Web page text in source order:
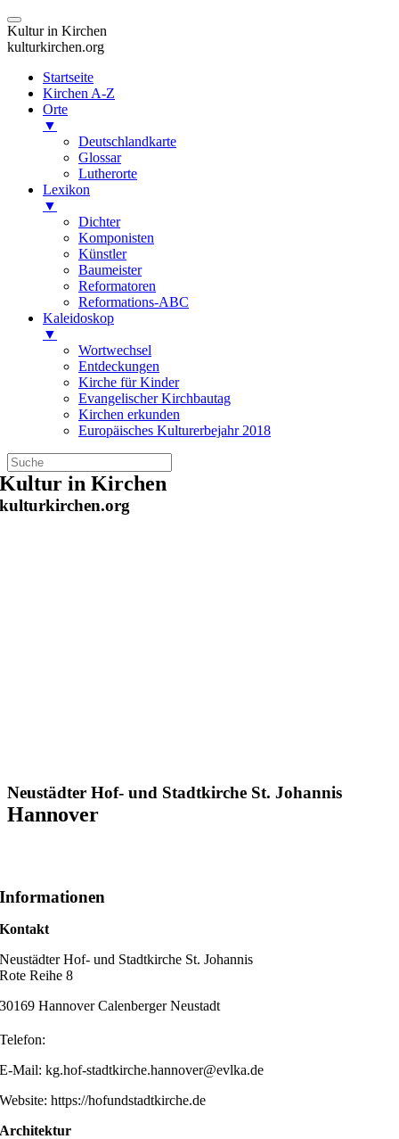
Kultur in Kirchen
kulturkirchen.org
Startseite
Kirchen A-Z
Orte
▼
Deutschlandkarte
Glossar
Lutherorte
Lexikon
▼
Dichter
Komponisten
Künstler
Baumeister
Reformatoren
Reformations-ABC
Kaleidoskop
▼
Wortwechsel
Entdeckungen
Kirche für Kinder
Evangelischer Kirchbautag
Kirchen erkunden
Europäisches Kulturerbejahr 2018
Zum
Inhalt
springen
Kultur in Kirchen
kulturkirchen.org
Neustädter Hof- und Stadtkirche St. Johannis
Hannover
Informationen
Kontakt
Neustädter Hof- und Stadtkirche St. Johannis
Rote Reihe 8
30169 Hannover Calenberger Neustadt
Telefon:
E-Mail: kg.hof-stadtkirche.hannover@evlka.de
Website: https://hofundstadtkirche.de
Architektur